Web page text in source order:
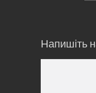
Напишіть